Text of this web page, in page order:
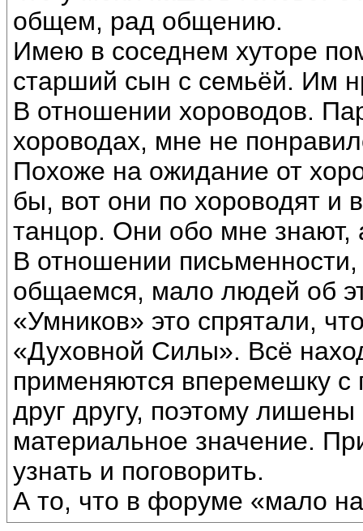
общем, рад общению.
Имею в соседнем хуторе
старший сын с семьёй. Им
В отношении хороводов.
хороводах, мне не
Похоже на ожидание от
бы, вот они по хороводят и
танцор. Они обо мне
В отношении
общаемся, мало людей об
«Умников» это спрятали,
«Духовной Силы». Всё
применяются вперемешку с
друг другу, поэтому
материальное значение.
узнать и поговорить.
А то, что в форуме «мало